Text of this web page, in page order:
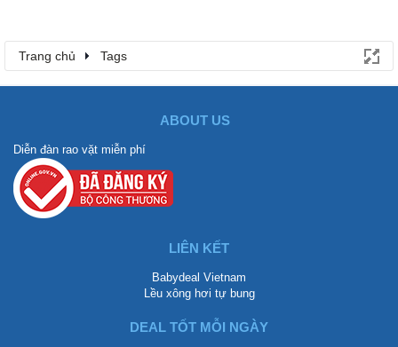
Trang chủ Tags
ABOUT US
Diễn đàn rao vặt miễn phí
LIÊN KẾT
Babydeal Vietnam
Lều xông hơi tự bung
DEAL TỐT MỖI NGÀY